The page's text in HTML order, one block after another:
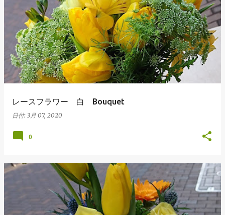
レースフラワー 白 Bouquet
日付: 3月 07, 2020
0